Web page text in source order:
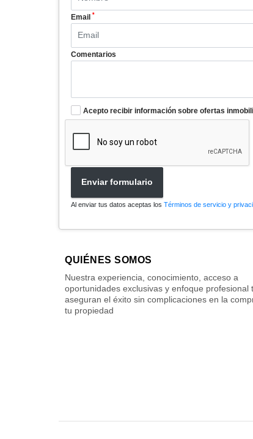
Email *
Comentarios
Acepto recibir información sobre ofertas
Enviar formulario
Al enviar tus datos aceptas los Términos de servicio y
QUIÉNES SOMOS
Nuestra experiencia, conocimiento, acceso a
oportunidades exclusivas y enfoque profesional
aseguran el éxito sin complicaciones en la
tu propiedad